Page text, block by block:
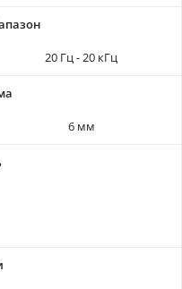
20 Гц - 20 кГц
6 мм